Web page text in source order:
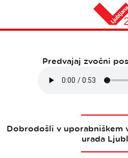
Domov
Predvajaj zvočni
Dobrodošli v uporabniškem
urada